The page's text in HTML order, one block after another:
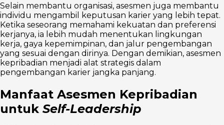
Selain membantu organisasi, asesmen juga membantu
individu mengambil keputusan karier yang lebih tepat.
Ketika seseorang memahami kekuatan dan preferensi
kerjanya, ia lebih mudah menentukan lingkungan
kerja, gaya kepemimpinan, dan jalur pengembangan
yang sesuai dengan dirinya. Dengan demikian, asesmen
kepribadian menjadi alat strategis dalam
pengembangan karier jangka panjang.
Manfaat Asesmen Kepribadian
untuk Self-Leadership